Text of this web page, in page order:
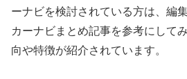
ーナビを検討されている方は、編
カーナビまとめ記事を参考にして
向や特徴が紹介されています。